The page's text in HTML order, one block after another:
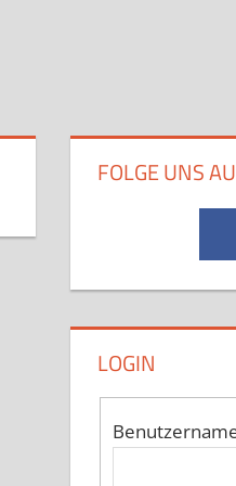
FOLGE UNS
LOGIN